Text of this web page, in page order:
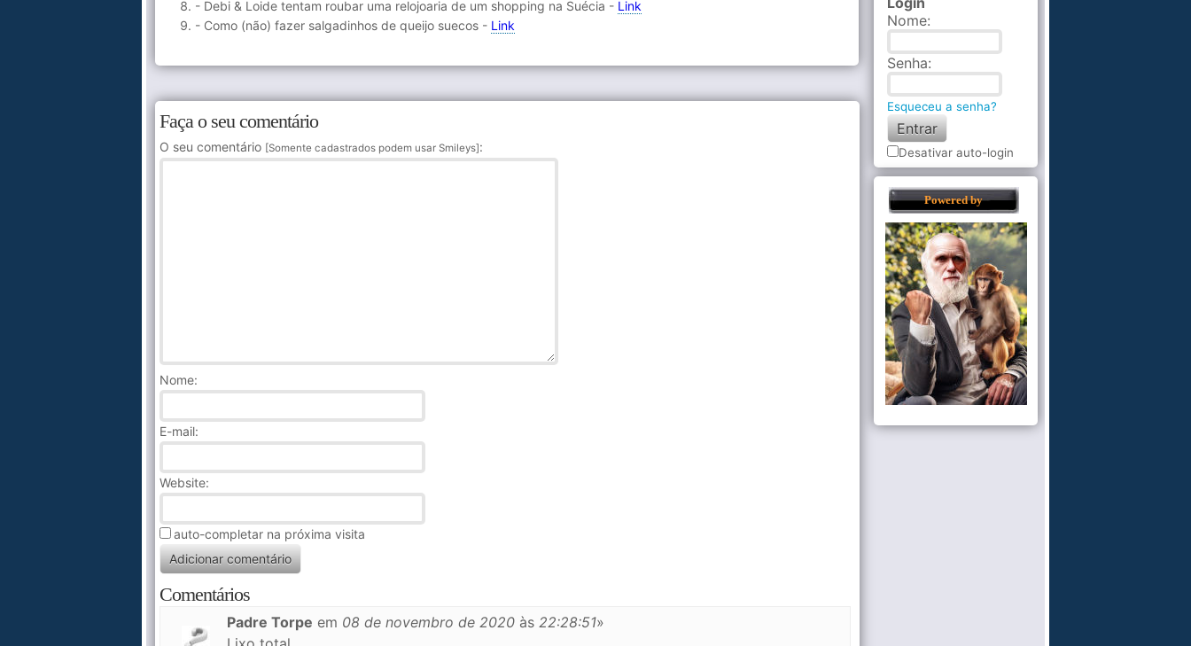
- Debi & Loide tentam roubar uma relojoaria de um shopping na Suécia - Link
- Como (não) fazer salgadinhos de queijo suecos - Link
Faça o seu comentário
O seu comentário [Somente cadastrados podem usar Smileys] :
Nome:
E-mail:
Website:
auto-completar na próxima visita
Comentários
Padre Torpe em 08 de novembro de 2020 às 22:28:51»
Nome:
Senha:
Esqueceu a senha?
Desativar auto-login
Powered by